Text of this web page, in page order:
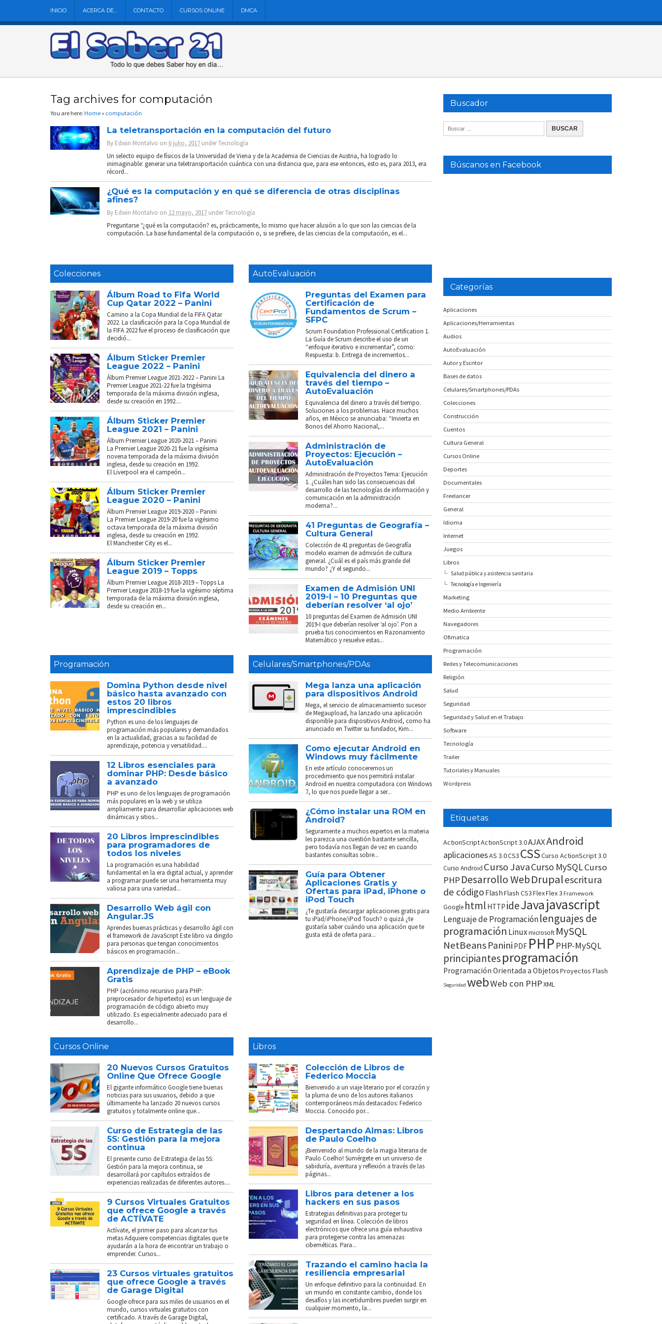
INICIO ACERCA DE… CONTACTO CURSOS ONLINE DMCA
Tag archives for computación
You are here: Home » computación
La teletransportación en la computación del futuro
By Edwin Montalvo on 6 julio, 2017 underTecnología
Un selecto equipo de físicos de la Universidad de Viena y de la Academia de Ciencias de Austria, ha logrado lo
inimaginable: generar una teletransportación cuántica con una distancia que, para ese entonces, esto es, para 2013, era
récord...
¿Qué es la computación y en qué se diferencia de otras disciplinas
afines?
By Edwin Montalvo on 12 mayo, 2017 underTecnología
Preguntarse “¿qué es la computación? es, prácticamente, lo mismo que hacer alusión a lo que son las ciencias de la
computación. La base fundamental de la computación o, si se prefiere, de las ciencias de la computación, es el...
Colecciones
Álbum Road to Fifa World
Cup Qatar 2022 – Panini
Camino a la Copa Mundial de la FIFA Qatar
2022. La clasificación para la Copa Mundial de
la FIFA 2022 fue el proceso de clasificación que
decidió...
Álbum Sticker Premier
League 2022 – Panini
Álbum Premier League 2021-2022 – Panini La
Premier League 2021-22 fue la trigésima
temporada de la máxima división inglesa,
desde su creación en 1992....
Álbum Sticker Premier
League 2021 – Panini
Álbum Premier League 2020-2021 – Panini
La Premier League 2020-21 fue la vigésima
novena temporada de la máxima división
inglesa, desde su creación en 1992.
El Liverpool era el campeón...
Álbum Sticker Premier
League 2020 – Panini
Álbum Premier League 2019-2020 – Panini
La Premier League 2019-20 fue la vigésimo
octava temporada de la máxima división
inglesa, desde su creación en 1992.
El Manchester City es el...
Álbum Sticker Premier
League 2019 – Topps
Álbum Premier League 2018-2019 – Topps La
Premier League 2018-19 fue la vigésimo séptima
temporada de la máxima división inglesa,
desde su creación en...
AutoEvaluación
Preguntas del Examen para
Certificación de
Fundamentos de Scrum –
SFPC
Scrum Foundation Professional Certification 1.
La Guía de Scrum describe el uso de un
“enfoque iterativo e incrementar”, como:
Respuesta: b. Entrega de incrementos...
Equivalencia del dinero a
través del tiempo –
AutoEvaluación
Equivalencia del dinero a través del tiempo.
Soluciones a los problemas. Hace muchos
años, en México se anunciaba: “Invierta en
Bonos del Ahorro Nacional,...
Administración de
Proyectos: Ejecución –
AutoEvaluación
Administración de Proyectos Tema: Ejecución
1. ¿Cuáles han sido las consecuencias del
desarrollo de las tecnologías de información y
comunicación en la administración
moderna?...
41 Preguntas de Geografía –
Cultura General
Colección de 41 preguntas de Geografía
modelo examen de admisión de cultura
general. ¿Cuál es el país más grande del
mundo? ¿Y el segundo...
Examen de Admisión UNI
2019-I – 10 Preguntas que
deberían resolver ‘al ojo’
10 preguntas del Examen de Admisión UNI
2019-I que deberían resolver ‘al ojo’. Pon a
prueba tus conocimientos en Razonamiento
Matemático y resuelve estas...
Programación
Domina Python desde nivel
básico hasta avanzado con
estos 20 libros
imprescindibles
Python es uno de los lenguajes de
programación más populares y demandados
en la actualidad, gracias a su facilidad de
aprendizaje, potencia y versatilidad....
12 Libros esenciales para
dominar PHP: Desde básico
a avanzado
PHP es uno de los lenguajes de programación
más populares en la web y se utiliza
ampliamente para desarrollar aplicaciones web
dinámicas y sitios...
20 Libros imprescindibles
para programadores de
todos los niveles
La programación es una habilidad
fundamental en la era digital actual, y aprender
a programar puede ser una herramienta muy
valiosa para una variedad...
Desarrollo Web ágil con
Angular.JS
Aprendes buenas prácticas y desarrollo ágil con
el framework de JavaScript Este libro va dirigdo
para personas que tengan conocimientos
básicos en programación...
Aprendizaje de PHP – eBook
Gratis
PHP (acrónimo recursivo para PHP:
preprocesador de hipertexto) es un lenguaje de
programación de código abierto muy
utilizado. Es especialmente adecuado para el
desarrollo...
Celulares/Smartphones/PDAs
Mega lanza una aplicación
para dispositivos Android
Mega, el servicio de almacenamiento sucesor
de Megaupload, ha lanzado una aplicación
disponible para dispositivos Android, como ha
anunciado en Twitter su fundador, Kim...
Como ejecutar Android en
Windows muy fácilmente
En este artículo conoceremos un
procedimiento que nos permitirá instalar
Android en nuestra computadora con Windows
7, lo que nos puede llegar a ser...
¿Cómo instalar una ROM en
Android?
Seguramente a muchos expertos en la materia
les parezca una cuestión bastante sencilla,
pero todavía nos llegan de vez en cuando
bastantes consultas sobre...
Guía para Obtener
Aplicaciones Gratis y
Ofertas para iPad, iPhone o
iPod Touch
¿Te gustaría descargar aplicaciones gratis para
tu iPad/iPhone/iPod Touch? o quizá ¿te
gustaría saber cuándo una aplicación que te
gusta está de oferta para...
Cursos Online
20 Nuevos Cursos Gratuitos
Online Que Ofrece Google
El gigante informático Google tiene buenas
noticias para sus usuarios, debido a que
últimamente ha lanzado 20 nuevos cursos
gratuitos y totalmente online que...
Curso de Estrategia de las
5S: Gestión para la mejora
continua
El presente curso de Estrategia de las 5S:
Gestión para la mejora continua, se
desarrollará por capítulos extraídos de
experiencias realizadas de diferentes autores....
9 Cursos Virtuales Gratuitos
que ofrece Google a través
de ACTÍVATE
Actívate, el primer paso para alcanzar tus
metas Adquiere competencias digitales que te
ayudarán a la hora de encontrar un trabajo o
emprender. Cursos...
23 Cursos virtuales gratuitos
que ofrece Google a través
de Garage Digital
Google ofrece para sus miles de usuarios en el
mundo, cursos virtuales gratuitos con
certificado. A través de Garage Digital,
Libros
Colección de Libros de
Federico Moccia
Bienvenido a un viaje literario por el corazón y
la pluma de uno de los autores italianos
contemporáneos más destacados: Federico
Moccia. Conocido por...
Despertando Almas: Libros
de Paulo Coelho
¡Bienvenido al mundo de la magia literaria de
Paulo Coelho! Sumérgete en un universo de
sabiduría, aventura y reflexión a través de las
páginas...
Libros para detener a los
hackers en sus pasos
Estrategias definitivas para proteger tu
seguridad en línea. Colección de libros
electrónicos que ofrece una guía exhaustiva
para protegerse contra las amenazas
cibernéticas. Para...
Trazando el camino hacia la
resiliencia empresarial
Un enfoque definitivo para la continuidad. En
un mundo en constante cambio, donde los
desafíos y las incertidumbres pueden surgir en
cualquier momento, la...
Buscador
Búscanos en Facebook
Categorías
Aplicaciones
Aplicaciones/Herramientas
Audios
AutoEvaluación
Autor y Escritor
Bases de datos
Celulares/Smartphones/PDAs
Colecciones
Construcción
Cuentos
Cultura General
Cursos Online
Deportes
Documentales
Freelancer
General
Idioma
Internet
Juegos
Libros
Salud pública y asistencia sanitaria
Tecnología e Ingeniería
Marketing
Medio Ambiente
Navegadores
Ofimatica
Programación
Redes y Telecomunicaciones
Religión
Salud
Seguridad
Seguridad y Salud en el Trabajo
Software
Tecnología
Trailer
Tutoriales y Manuales
Wordpress
Etiquetas
ActionScriptActionScript 3.0AJAXAndroid
aplicacionesAS 3.0CS3 CSSCurso ActionScript 3.0
Curso Android Curso JavaCurso MySQLCurso
PHP Desarrollo WebDrupalescritura
de código FlashFlash CS3FlexFlex 3 Framework
Google html HTTP ideJavajavascript
Lenguaje de Programaciónlenguajes de
programación Linuxmicrosoft MySQL
NetBeans Panini PDF PHP PHP-MySQL
principiantesprogramación
Programación Orientada a ObjetosProyectos Flash
Seguridad webWeb con PHPXML